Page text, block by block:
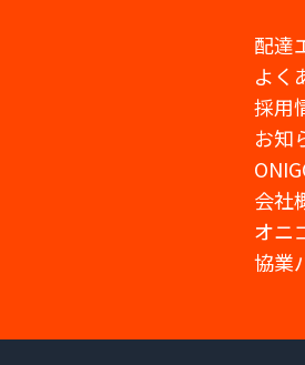
配達
よく
採用
お知
会社
オニ
協業